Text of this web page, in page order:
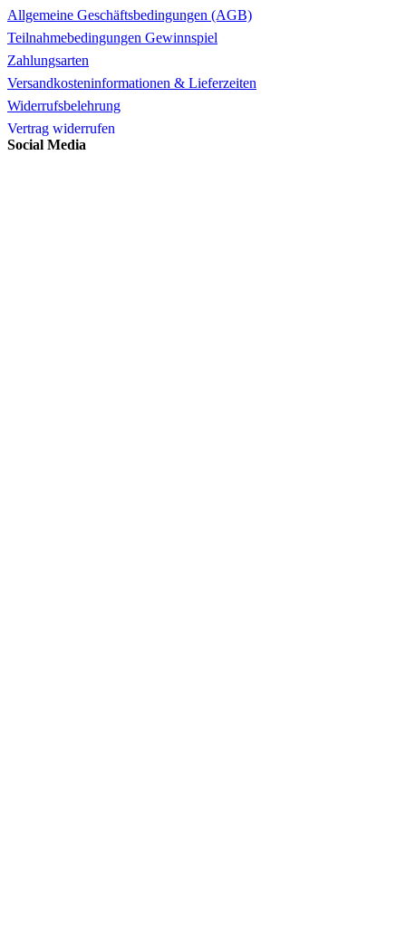
Allgemeine Geschäftsbedingungen (AGB)
Teilnahmebedingungen Gewinnspiel
Zahlungsarten
Versandkosteninformationen & Lieferzeiten
Widerrufsbelehrung
Vertrag widerrufen
Social Media